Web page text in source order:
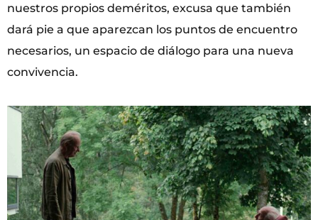
nuestros propios deméritos, excusa que también
dará pie a que aparezcan los puntos de encuentro
necesarios, un espacio de diálogo para una nueva
convivencia.